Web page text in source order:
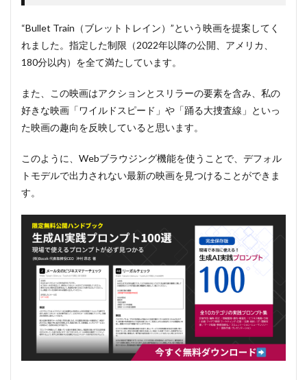
“Bullet Train（ブレットトレイン）”という映画を提案してく
れました。指定した制限（2022年以降の公開、アメリカ、
180分以内）を全て満たしています。
また、この映画はアクションとスリラーの要素を含み、私の
好きな映画「ワイルドスピード」や「踊る大捜査線」といっ
た映画の趣向を反映していると思います。
このように、Webブラウジング機能を使うことで、デフォル
トモデルで出力されない最新の映画を見つけることができま
す。